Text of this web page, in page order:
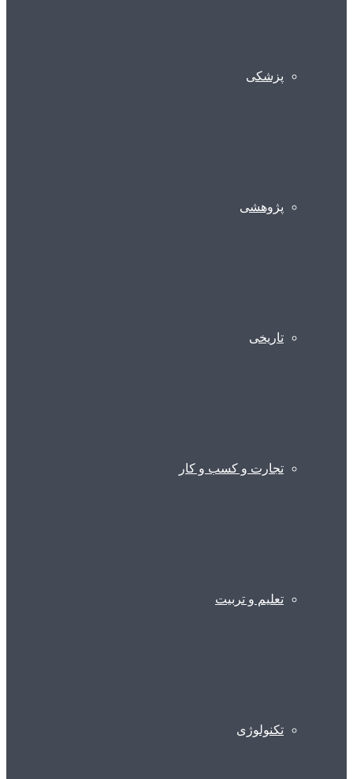
پزشکی
پژوهشی
تاریخی
تجارت و کسب و کار
تعلیم و تربیت
تکنولوژی